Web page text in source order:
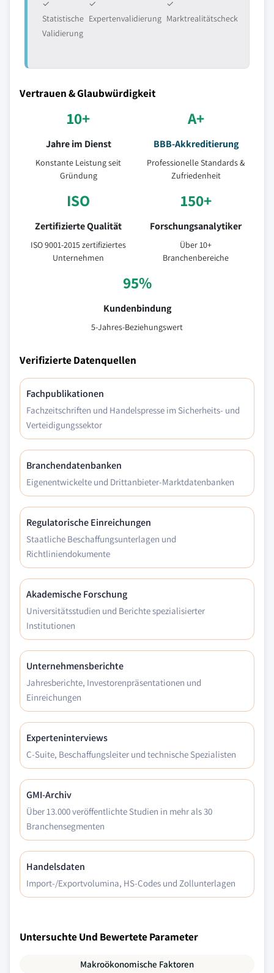
✓
Statistische
Validierung
✓
Expertenvalidierung
✓
Marktrealitätscheck
Vertrauen & Glaubwürdigkeit
10+
Jahre im Dienst
Konstante Leistung seit
Gründung
A+
BBB-Akkreditierung
Professionelle Standards &
Zufriedenheit
ISO
Zertifizierte Qualität
ISO 9001-2015 zertifiziertes
Unternehmen
150+
Forschungsanalytiker
Über 10+
Branchenbereiche
95%
Kundenbindung
5-Jahres-Beziehungswert
Verifizierte Datenquellen
Fachpublikationen
Fachzeitschriften und Handelspresse im Sicherheits- und
Verteidigungssektor
Branchendatenbanken
Eigenentwickelte und Drittanbieter-Marktdatenbanken
Regulatorische Einreichungen
Staatliche Beschaffungsunterlagen und
Richtliniendokumente
Akademische Forschung
Universitätsstudien und Berichte spezialisierter
Institutionen
Unternehmensberichte
Jahresberichte, Investorenpräsentationen und
Einreichungen
Experteninterviews
C-Suite, Beschaffungsleiter und technische Spezialisten
GMI-Archiv
Über 13.000 veröffentlichte Studien in mehr als 30
Branchensegmenten
Handelsdaten
Import-/Exportvolumina, HS-Codes und Zollunterlagen
Untersuchte Und Bewertete Parameter
Makroökonomische Faktoren